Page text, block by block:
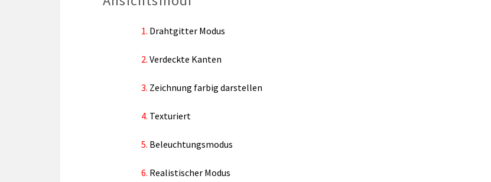
Drahtgitter Modus
Verdeckte Kanten
Zeichnung farbig darstellen
Texturiert
Beleuchtungsmodus
Realistischer Modus